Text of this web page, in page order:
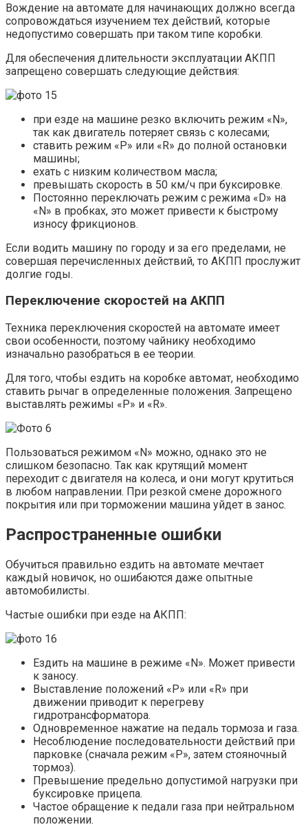
Вождение на автомате для начинающих должно всегда
сопровождаться изучением тех действий, которые
недопустимо совершать при таком типе коробки.
Для обеспечения длительности эксплуатации АКПП
запрещено совершать следующие действия:
при езде на машине резко включить режим «N»,
так как двигатель потеряет связь с колесами;
ставить режим «Р» или «R» до полной остановки
машины;
ехать с низким количеством масла;
превышать скорость в 50 км/ч при буксировке.
Постоянно переключать режим с режима «D» на
«N» в пробках, это может привести к быстрому
износу фрикционов.
Если водить машину по городу и за его пределами, не
совершая перечисленных действий, то АКПП прослужит
долгие годы.
Переключение скоростей на АКПП
Техника переключения скоростей на автомате имеет
свои особенности, поэтому чайнику необходимо
изначально разобраться в ее теории.
Для того, чтобы ездить на коробке автомат, необходимо
ставить рычаг в определенные положения. Запрещено
выставлять режимы «Р» и «R».
Пользоваться режимом «N» можно, однако это не
слишком безопасно. Так как крутящий момент
переходит с двигателя на колеса, и они могут крутиться
в любом направлении. При резкой смене дорожного
покрытия или при торможении машина уйдет в занос.
Распространенные ошибки
Обучиться правильно ездить на автомате мечтает
каждый новичок, но ошибаются даже опытные
автомобилисты.
Частые ошибки при езде на АКПП:
Ездить на машине в режиме «N». Может привести
к заносу.
Выставление положений «P» или «R» при
движении приводит к перегреву
гидротрансформатора.
Одновременное нажатие на педаль тормоза и газа.
Несоблюдение последовательности действий при
парковке (сначала режим «Р», затем стояночный
тормоз).
Превышение предельно допустимой нагрузки при
буксировке прицепа.
Частое обращение к педали газа при нейтральном
положении.